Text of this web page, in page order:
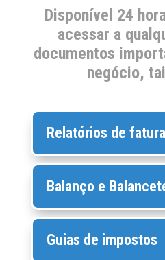
Disponível 24
acessar a
documentos
negócio,
Relatórios de
Balanço e
Guias de impostos